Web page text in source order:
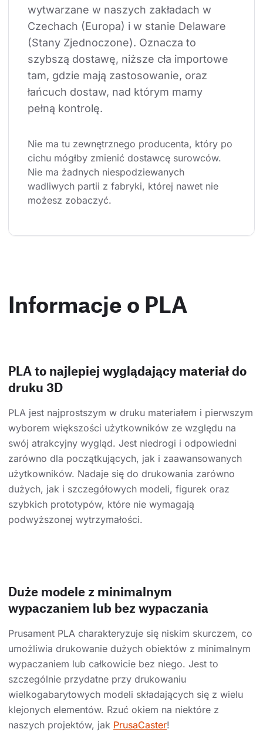
wytwarzane w naszych zakładach w
Czechach (Europa) i w stanie Delaware
(Stany Zjednoczone). Oznacza to
szybszą dostawę, niższe cła importowe
tam, gdzie mają zastosowanie, oraz
łańcuch dostaw, nad którym mamy
pełną kontrolę.
Nie ma tu zewnętrznego producenta, który po
cichu mógłby zmienić dostawcę surowców.
Nie ma żadnych niespodziewanych
wadliwych partii z fabryki, której nawet nie
możesz zobaczyć.
Informacje o PLA
PLA to najlepiej wyglądający materiał do
druku 3D
PLA jest najprostszym w druku materiałem i pierwszym
wyborem większości użytkowników ze względu na
swój atrakcyjny wygląd. Jest niedrogi i odpowiedni
zarówno dla początkujących, jak i zaawansowanych
użytkowników. Nadaje się do drukowania zarówno
dużych, jak i szczegółowych modeli, figurek oraz
szybkich prototypów, które nie wymagają
podwyższonej wytrzymałości.
Duże modele z minimalnym
wypaczaniem lub bez wypaczania
Prusament PLA charakteryzuje się niskim skurczem, co
umożliwia drukowanie dużych obiektów z minimalnym
wypaczaniem lub całkowicie bez niego. Jest to
szczególnie przydatne przy drukowaniu
wielkogabarytowych modeli składających się z wielu
klejonych elementów. Rzuć okiem na niektóre z
naszych projektów, jak PrusaCaster!